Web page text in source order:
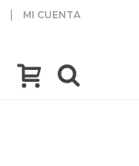
| MI CUENTA